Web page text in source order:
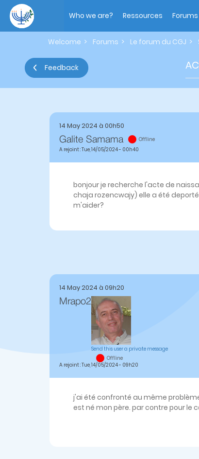
main
content
navigation
Who we are? Ressources Forums
Welcome Forums Le forum du CGJ
Feedback
14 May 2024 à 00h50
Galite Samama
Offline
A rejoint : Tue, 14/05/2024 - 00h40
bonjour je recherche l'acte de
chaja rozencwajy) elle a été
m'aider?
14 May 2024 à 09h20
Mrapo2
Send this user a private message
Offline
A rejoint : Tue, 14/05/2024 - 09h20
j'ai été confronté au même
est né mon père. par contre pour le